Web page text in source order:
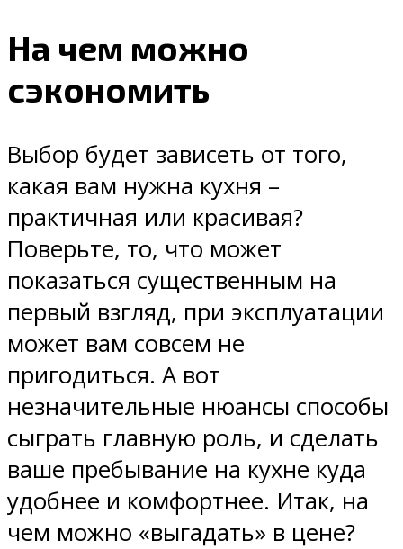
На чем можно
сэкономить
Выбор будет зависеть от того,
какая вам нужна кухня –
практичная или красивая?
Поверьте, то, что может
показаться существенным на
первый взгляд, при эксплуатации
может вам совсем не
пригодиться. А вот
незначительные нюансы способы
сыграть главную роль, и сделать
ваше пребывание на кухне куда
удобнее и комфортнее. Итак, на
чем можно «выгадать» в цене?